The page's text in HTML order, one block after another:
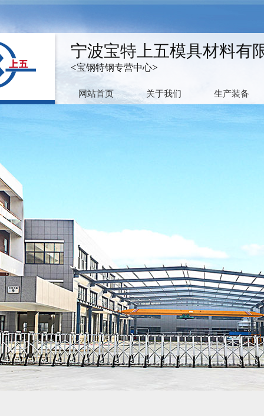
宁波宝特上五模具材料有
<宝钢特钢专营中心>
网站首页 关于我们 生产装备